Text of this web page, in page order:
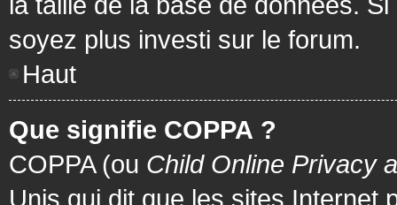
soyez plus investi sur le forum.
Haut
Que signifie COPPA ?
COPPA (ou Child Online Privacy
Unis qui dit que les sites Internet